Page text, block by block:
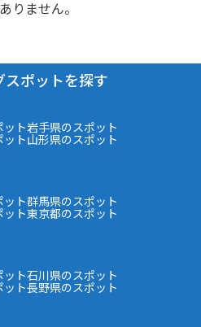
りません。
ポットを探す
ト岩手県のスポット
ト山形県のスポット
ト群馬県のスポット
ト東京都のスポット
ット石川県のスポット
ット長野県のスポット